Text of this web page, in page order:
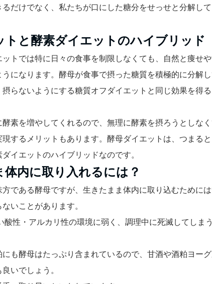
だけでなく、私たちが口にした糖分をせっせと分解し
トと酵素ダイエットのハイブリッド
トでは特に日々の食事を制限しなくても、自然と痩せ
になります。酵母が食事で摂った糖質を積極的に分解し
らないようにする糖質オフダイエットと同じ効果を得る
素を増やしてくれるので、無理に酵素を摂ろうとしな
するメリットもあります。酵母ダイエットは、つまる
イエットのハイブリッドなのです。
内に取り入れるには？
である酵母ですが、生きたまま体内に取り込むためには
いことがあります。
性・アルカリ性の環境に弱く、調理中に死滅してしま
も酵母はたっぷり含まれているので、甘酒や酒粕ヨーグ
いでしょう。